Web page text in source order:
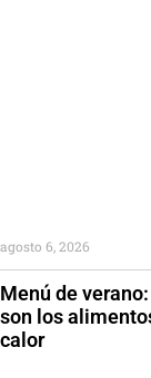
Menú de
son los
calor
agosto 6, 2026